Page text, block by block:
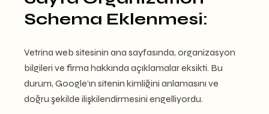
Schema Eklenmesi:
Vetrina web sitesinin ana sayfasında, organizasyon
bilgileri ve firma hakkında açıklamalar eksikti. Bu
durum, Google’ın sitenin kimliğini anlamasını ve
doğru şekilde ilişkilendirmesini engelliyordu.